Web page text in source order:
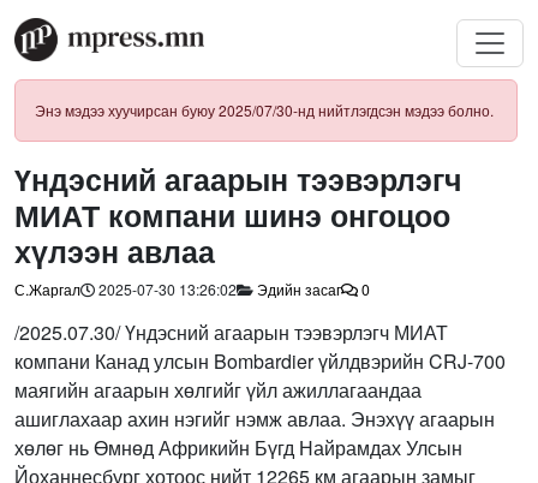
Энэ мэдээ хуучирсан буюу 2025/07/30-нд нийтлэгдсэн мэдээ болно.
Үндэсний агаарын тээвэрлэгч
МИАТ компани шинэ онгоцоо
хүлээн авлаа
С.Жаргал 2025-07-30 13:26:02 Эдийн засаг 0
/2025.07.30/ Үндэсний агаарын тээвэрлэгч МИАТ
компани Канад улсын Bombardier үйлдвэрийн CRJ-700
маягийн агаарын хөлгийг үйл ажиллагаандаа
ашиглахаар ахин нэгийг нэмж авлаа. Энэхүү агаарын
хөлөг нь Өмнөд Африкийн Бүгд Найрамдах Улсын
Йоханнесбург хотоос нийт 12265 км агаарын замыг